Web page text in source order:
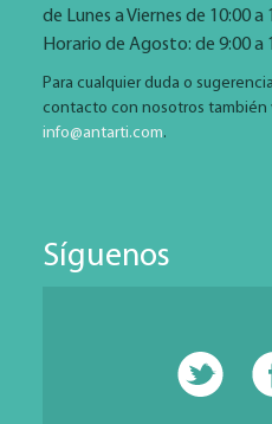
de Lunes a Viernes de 10:00 a
Horario de Agosto: de 9:00 a
Para cualquier duda o
contacto con nosotros también
info@antarti.com.
Síguenos